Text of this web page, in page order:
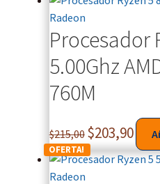
Procesador
5.00Ghz
760M
$215,00 $203,90
OFERTA!